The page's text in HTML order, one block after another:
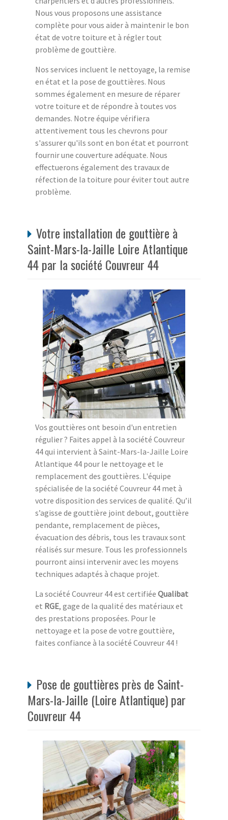
Nous vous proposons une assistance
complète pour vous aider à maintenir le bon
état de votre toiture et à régler tout
problème de gouttière.
Nos services incluent le nettoyage, la remise
en état et la pose de gouttières. Nous
sommes également en mesure de réparer
votre toiture et de répondre à toutes vos
demandes. Notre équipe vérifiera
attentivement tous les chevrons pour
s'assurer qu'ils sont en bon état et pourront
fournir une couverture adéquate. Nous
effectuerons également des travaux de
réfection de la toiture pour éviter tout autre
problème.
Votre installation de gouttière à
Saint-Mars-la-Jaille Loire Atlantique
44 par la société Couvreur 44
Vos gouttières ont besoin d'un entretien
régulier ? Faites appel à la société Couvreur
44 qui intervient à Saint-Mars-la-Jaille Loire
Atlantique 44 pour le nettoyage et le
remplacement des gouttières. L'équipe
spécialisée de la société Couvreur 44 met à
votre disposition des services de qualité. Qu’il
s’agisse de gouttière joint debout, gouttière
pendante, remplacement de pièces,
évacuation des débris, tous les travaux sont
réalisés sur mesure. Tous les professionnels
pourront ainsi intervenir avec les moyens
techniques adaptés à chaque projet.
La société Couvreur 44 est certifiée Qualibat
et RGE, gage de la qualité des matériaux et
des prestations proposées. Pour le
nettoyage et la pose de votre gouttière,
faites confiance à la société Couvreur 44 !
Pose de gouttières près de Saint-
Mars-la-Jaille (Loire Atlantique) par
Couvreur 44